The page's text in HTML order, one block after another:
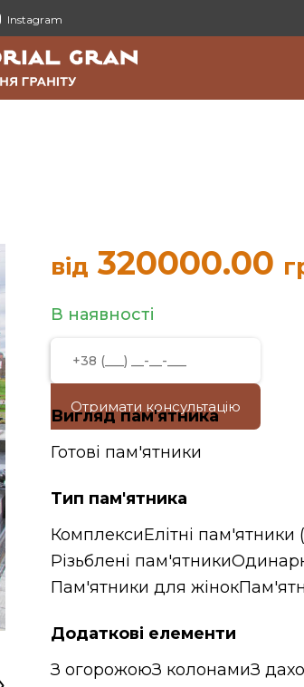
Instagram
від 320000.00
В наявності
Отримати консультацію
Вигляд пам'ятника
Готові пам'ятники
Тип пам'ятника
КомплексиЕлітні пам'ятники
Різьблені пам'ятники
Пам'ятники для жінок
Додаткові елементи
З огорожоюЗ колонамиЗ